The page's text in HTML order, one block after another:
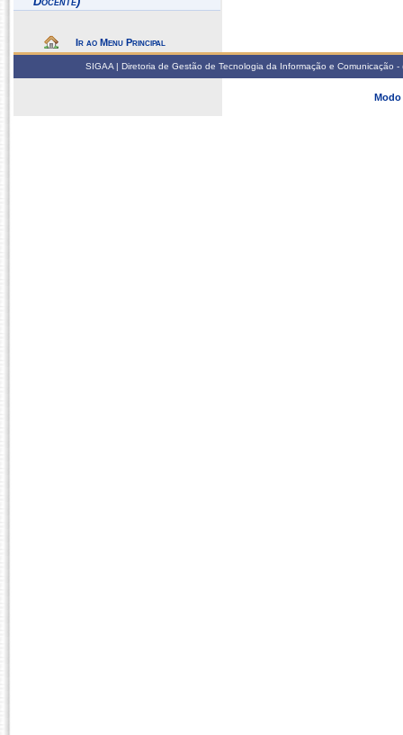
Ir ao Menu Principal
SIGAA | Diretoria de Gestão de Tecnologia da Informação e
Modo